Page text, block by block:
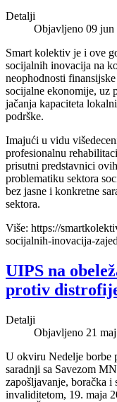
Detalji
Objavljeno 09 jun
Smart kolektiv je i ove
socijalnih inovacija na
neophodnosti
socijalne ekonomije, uz
jačanja kapaciteta
podrške.
Imajući u vidu
profesionalnu
prisutni predstavnici
problematiku sektora
bez jasne i konkretne
sektora.
Više: https://
socijalnih-inovacija-
UIPS na
protiv
Detalji
Objavljeno 21
U okviru Nedelje borbe
saradnji sa Savezom
zapošljavanje, boračka i
invaliditetom, 19. maja